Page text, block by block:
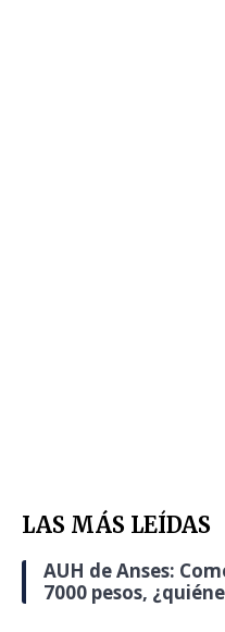
LAS MÁS LEÍDAS
AUH de Anses:
7000 pesos,